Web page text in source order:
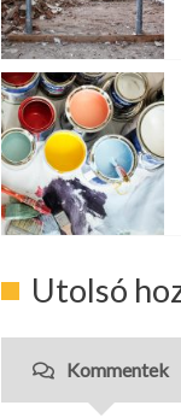
Utolsó
Kommentek